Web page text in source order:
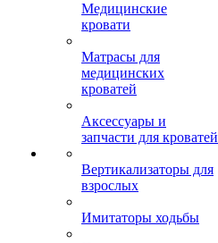
Медицинские
кровати
Матрасы для
медицинских
кроватей
Аксессуары и
запчасти для кроватей
Вертикализаторы для
взрослых
Имитаторы ходьбы